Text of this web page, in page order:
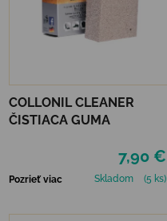
COLLONIL CLEANER
ČISTIACA GUMA
7,90 €
Pozrieť viac Skladom (5 ks)